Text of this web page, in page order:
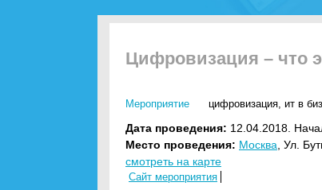
Цифровизация – что
Мероприятие цифровизация, ит в
Дата проведения: 12.04.2018.
Место проведения: Москва , Ул.
смотреть на карте
Сайт мероприятия